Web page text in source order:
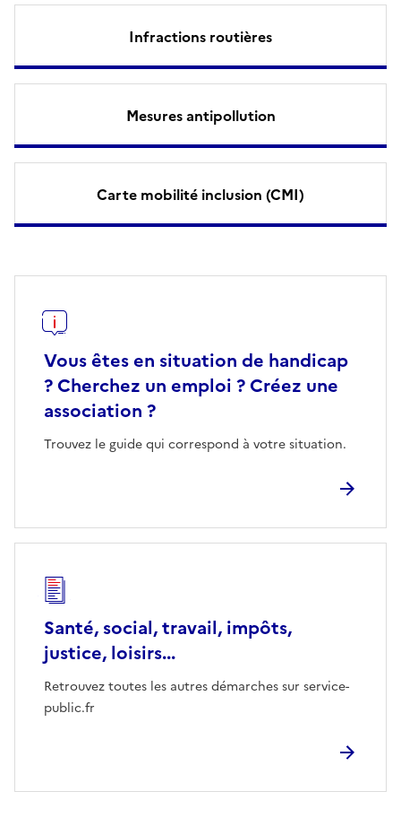
Infractions routières
Mesures antipollution
Carte mobilité inclusion (CMI)
Vous êtes en situation de handicap
? Cherchez un emploi ? Créez une
association ?
Trouvez le guide qui correspond à votre situation.
Santé, social, travail, impôts,
justice, loisirs...
Retrouvez toutes les autres démarches sur service-
public.fr